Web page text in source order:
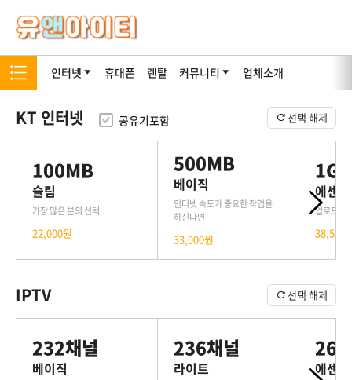
인터넷 휴대폰 렌탈 커뮤니티 업체소개
KT 인터넷 공유기포함 선택 해제
100MB
슬림
가장 많은 분의 선택
22,000원
500MB
베이직
인터넷 속도가 중요한 작업을
하신다면
33,000원
1G
에센스
업로드와
38,500
IPTV 선택 해제
232채널
베이직
236채널
라이트
263
에센스